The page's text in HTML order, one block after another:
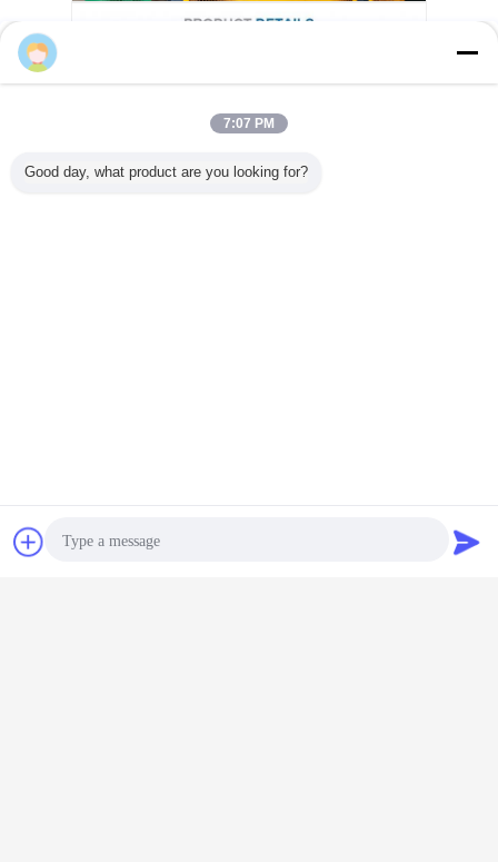
Plaudern
7:07 PM
Good day, what product are you looking for?